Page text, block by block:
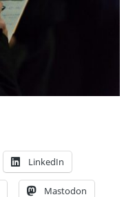
LinkedIn
Mastodon